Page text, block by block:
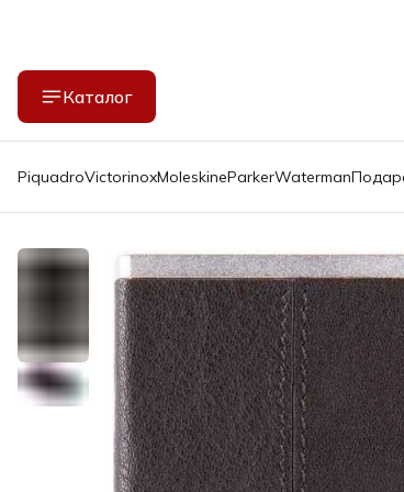
Каталог
PiquadroVictorinoxMoleskineParkerWaterman